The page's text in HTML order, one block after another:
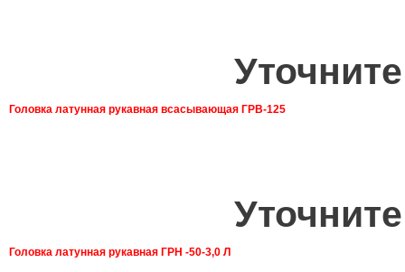
Головка латунная рукавная всасывающая ГРВ-125
Головка латунная рукавная ГРН -50-3,0 Л